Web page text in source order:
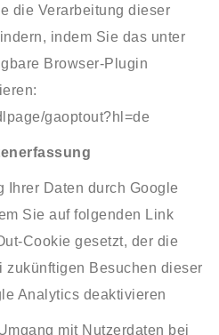
die Verarbeitung dieser
indem Sie das unter
Browser-Plugin
gaoptout?hl=de
Ihrer Daten durch Google
Sie auf folgenden Link
Cookie gesetzt, der die
zukünftigen Besuchen dieser
Analytics deaktivieren
mit Nutzerdaten bei